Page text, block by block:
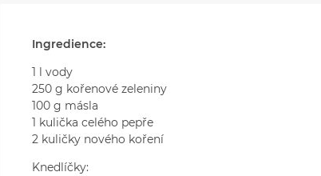
Ingredience:
1 l vody
250 g kořenové zeleniny
100 g másla
1 kulička celého pepře
2 kuličky nového koření
Knedlíčky: